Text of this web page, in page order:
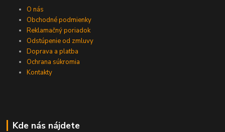
O nás
Obchodné podmienky
Reklamačný poriadok
Odstúpenie od zmluvy
Doprava a platba
Ochrana súkromia
Kontakty
Kde nás nájdete